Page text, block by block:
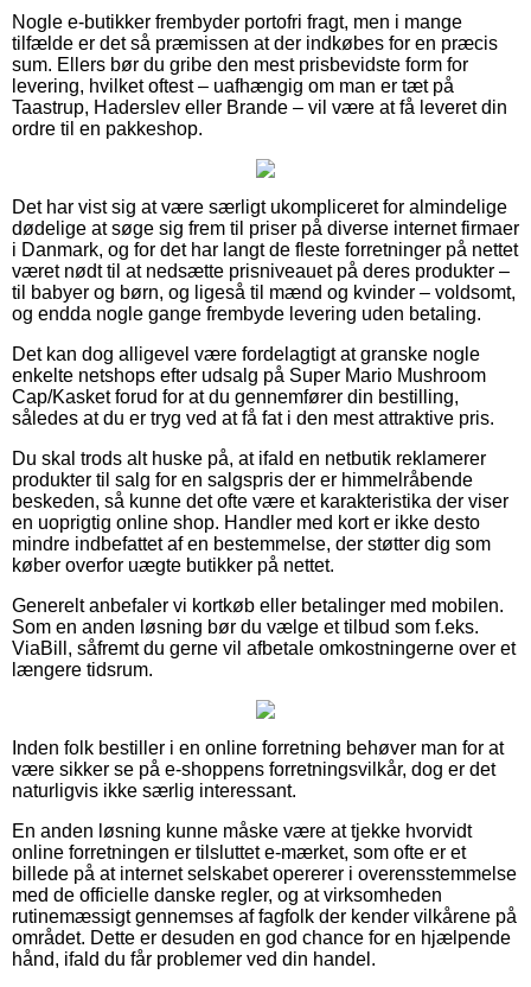
Nogle e-butikker frembyder portofri fragt, men i mange
tilfælde er det så præmissen at der indkøbes for en præcis
sum. Ellers bør du gribe den mest prisbevidste form for
levering, hvilket oftest – uafhængig om man er tæt på
Taastrup, Haderslev eller Brande – vil være at få leveret din
ordre til en pakkeshop.
Det har vist sig at være særligt ukompliceret for almindelige
dødelige at søge sig frem til priser på diverse internet firmaer
i Danmark, og for det har langt de fleste forretninger på nettet
været nødt til at nedsætte prisniveauet på deres produkter –
til babyer og børn, og ligeså til mænd og kvinder – voldsomt,
og endda nogle gange frembyde levering uden betaling.
Det kan dog alligevel være fordelagtigt at granske nogle
enkelte netshops efter udsalg på Super Mario Mushroom
Cap/Kasket forud for at du gennemfører din bestilling,
således at du er tryg ved at få fat i den mest attraktive pris.
Du skal trods alt huske på, at ifald en netbutik reklamerer
produkter til salg for en salgspris der er himmelråbende
beskeden, så kunne det ofte være et karakteristika der viser
en uoprigtig online shop. Handler med kort er ikke desto
mindre indbefattet af en bestemmelse, der støtter dig som
køber overfor uægte butikker på nettet.
Generelt anbefaler vi kortkøb eller betalinger med mobilen.
Som en anden løsning bør du vælge et tilbud som f.eks.
ViaBill, såfremt du gerne vil afbetale omkostningerne over et
længere tidsrum.
Inden folk bestiller i en online forretning behøver man for at
være sikker se på e-shoppens forretningsvilkår, dog er det
naturligvis ikke særlig interessant.
En anden løsning kunne måske være at tjekke hvorvidt
online forretningen er tilsluttet e-mærket, som ofte er et
billede på at internet selskabet opererer i overensstemmelse
med de officielle danske regler, og at virksomheden
rutinemæssigt gennemses af fagfolk der kender vilkårene på
området. Dette er desuden en god chance for en hjælpende
hånd, ifald du får problemer ved din handel.